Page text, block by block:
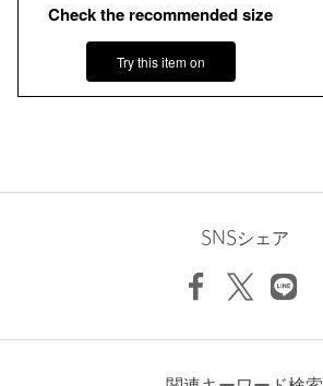
COTTON100％
Check the recommended size
Try this item on
SNSシェア